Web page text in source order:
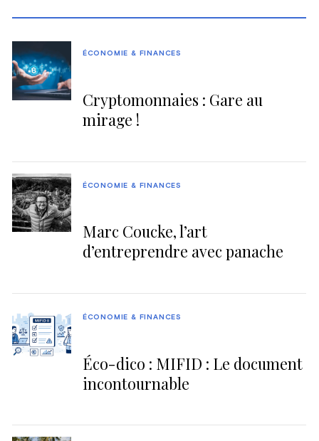
Cryptomonnaies : Gare au
mirage !
ÉCONOMIE & FINANCES
Marc Coucke, l’art
d’entreprendre avec panache
ÉCONOMIE & FINANCES
Éco-dico : MIFID : Le document
incontournable
ÉCONOMIE & FINANCES